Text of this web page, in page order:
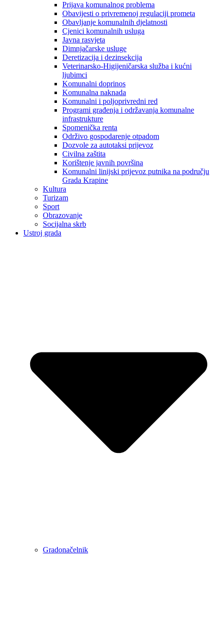
Prijava komunalnog problema
Obavijesti o privremenoj regulaciji prometa
Obavljanje komunalnih djelatnosti
Cjenici komunalnih usluga
Javna rasvjeta
Dimnjačarske usluge
Deretizacija i dezinsekcija
Veterinarsko-Higijeničarska služba i kućni
ljubimci
Komunalni doprinos
Komunalna naknada
Komunalni i poljoprivredni red
Programi građenja i održavanja komunalne
infrastrukture
Spomenička renta
Održivo gospodarenje otpadom
Dozvole za autotaksi prijevoz
Civilna zaštita
Korištenje javnih površina
Komunalni linijski prijevoz putnika na području
Grada Krapine
Kultura
Turizam
Sport
Obrazovanje
Socijalna skrb
Ustroj grada
Gradonačelnik